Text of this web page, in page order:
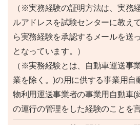
（※実務経験の証明方法は、実務
ルアドレスを試験センターに教え
ら実務経験を承認するメールを送
となっています。）
（※実務経験とは、自動車運送事
業を除く。)の用に供する事業用自
物利用運送事業者の事業用自動車(
の運行の管理をした経験のことを